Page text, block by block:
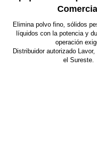
Comercial
Elimina polvo fino, sólidos
líquidos con la potencia y
operación
Distribuidor autorizado
el Sureste.